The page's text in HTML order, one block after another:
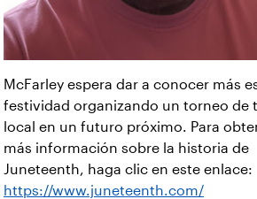
McFarley espera dar a conocer más
festividad organizando un torneo de
local en un futuro próximo. Para
más información sobre la historia de
Juneteenth, haga clic en este enlace:
https://www.juneteenth.com/